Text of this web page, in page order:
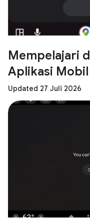
Mempelajari
Aplikasi Mobil
Updated 27 Juli 2026